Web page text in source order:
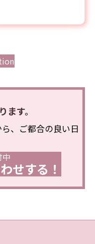
す。
、ご都合の良い日
中
せする！